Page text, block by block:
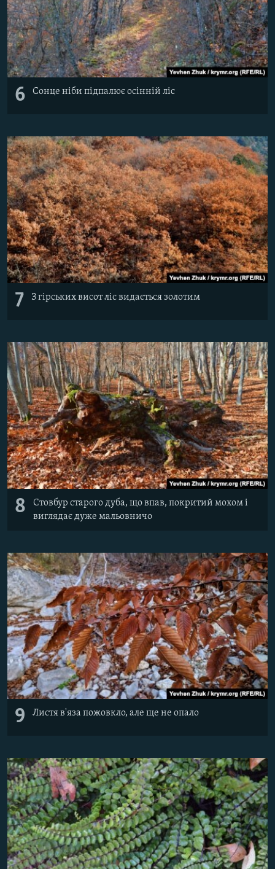
6 Сонце ніби підпалює осінній ліс
7 З гірських висот ліс видається золотим
8
Стовбур старого дуба, що впав, покритий мохом і
виглядає дуже мальовничо
9 Листя в'яза пожовкло, але ще не опало